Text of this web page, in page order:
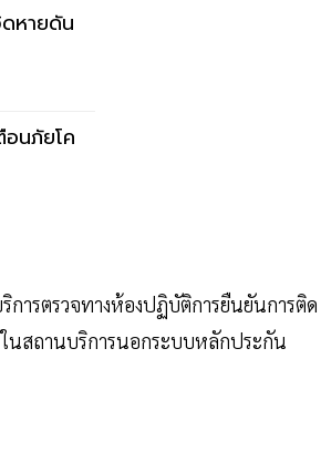
หายดัน
นภัยโค
การตรวจทางห้องปฏิบัติการยืนยันการติด
ในสถานบริการนอกระบบหลักประกัน